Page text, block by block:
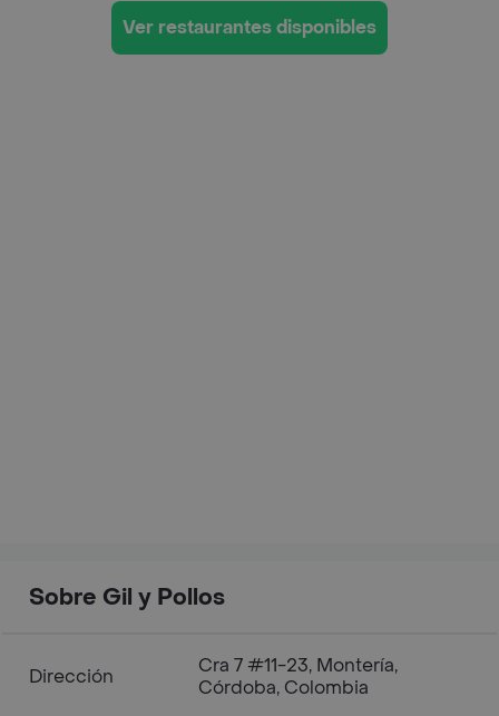
Ver restaurantes disponibles
Sobre Gil y Pollos
Dirección
Cra 7 #11-23, Montería,
Córdoba, Colombia